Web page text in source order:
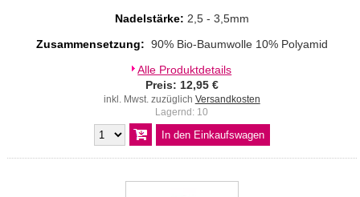
Nadelstärke: 2,5 - 3,5mm
Zusammensetzung: 90% Bio-Baumwolle 10% Polyamid
Alle Produktdetails
Preis: 12,95 €
inkl. Mwst. zuzüglich Versandkosten
Lagernd: 10